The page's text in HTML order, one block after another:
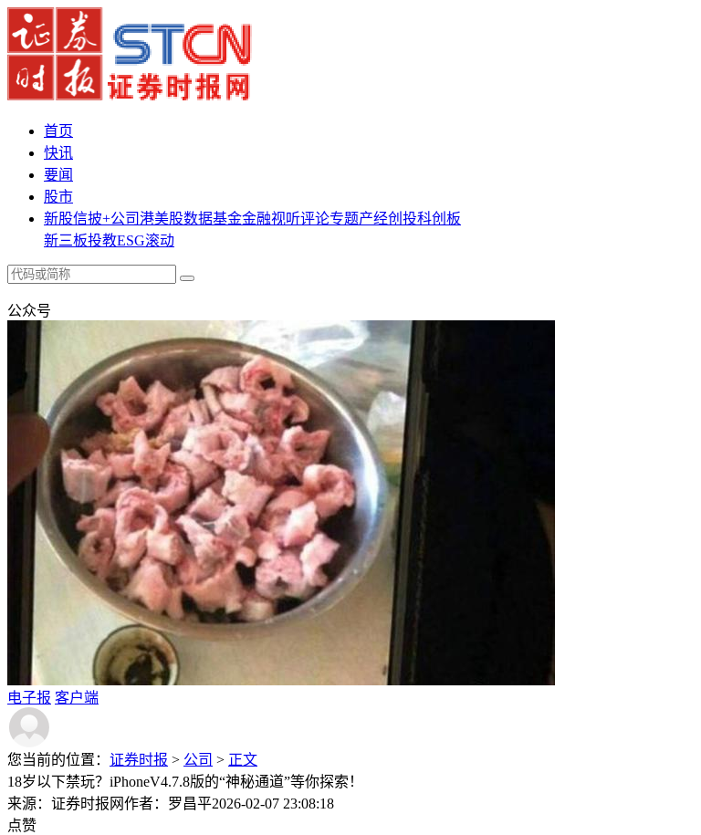
首页
快讯
要闻
股市
新股信披+公司港美股数据基金金融视听评论专题产经创投科创板
新三板投教ESG滚动
公众号
电子报 客户端
您当前的位置： 证券时报 > 公司 > 正文
18岁以下禁玩？iPhoneV4.7.8版的“神秘通道”等你探索！
来源：证券时报网作者：罗昌平2026-02-07 23:08:18
点赞